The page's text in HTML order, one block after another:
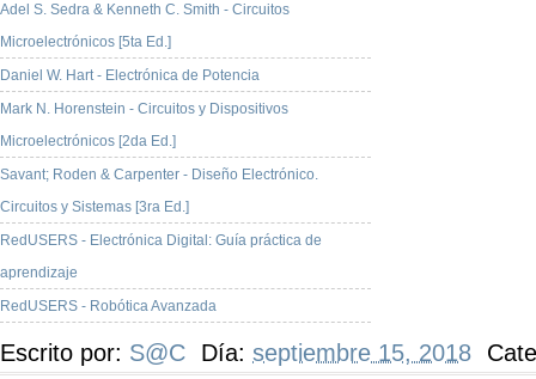
Adel S. Sedra & Kenneth C. Smith - Circuitos
Microelectrónicos [5ta Ed.]
Daniel W. Hart - Electrónica de Potencia
Mark N. Horenstein - Circuitos y Dispositivos
Microelectrónicos [2da Ed.]
Savant; Roden & Carpenter - Diseño Electrónico.
Circuitos y Sistemas [3ra Ed.]
RedUSERS - Electrónica Digital: Guía práctica de
aprendizaje
RedUSERS - Robótica Avanzada
Escrito por: S@C Día: septiembre 15, 2018